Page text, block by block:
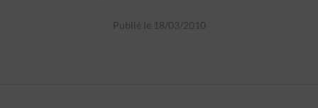
Publié le 18/03/2010